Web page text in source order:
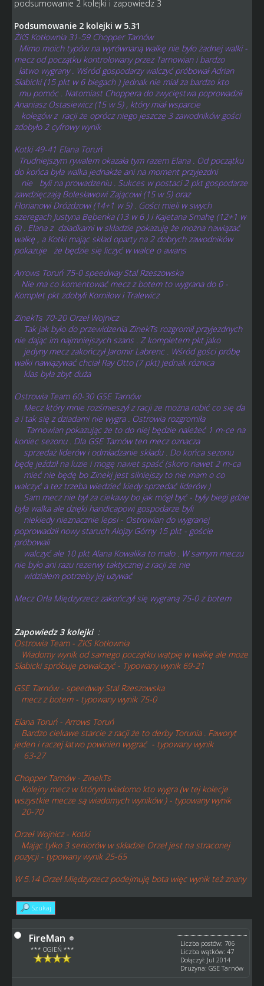
podsumowanie 2 kolejki i zapowiedz 3
Podsumowanie 2 kolejki w 5.31
ŻKS Kotłownia 31-59 Chopper Tarnów
Mimo moich typów na wyrównaną walkę nie było żadnej walki -
mecz od początku kontrolowany przez Tarnowian i bardzo
łatwo wygrany . Wśród gospodarzy walczyć próbował Adrian
Słabicki (15 pkt w 6 biegach ) jednak nie miał za bardzo kto
mu pomóc . Natomiast Choppera do zwycięstwa poprowadził
Ananiasz Ostasiewicz (15 w 5) , który miał wsparcie
kolegów z racji że oprócz niego jeszcze 3 zawodników gości
zdobyło 2 cyfrowy wynik
Kotki 49-41 Elana Toruń
Trudniejszym rywalem okazała tym razem Elana . Od początku
do końca była walka jednakże ani na moment przyjezdni
nie byli na prowadzeniu . Sukces w postaci 2 pkt gospodarze
zawdzięczają Bolesławowi Zającowi (15 w 5) oraz
Florianowi Dróżdżowi (14+1 w 5) . Gości mieli w swych
szeregach Justyna Bębenka (13 w 6 ) i Kajetana Smahę (12+1 w
6) . Elana z dziadkami w składzie pokazuję że można nawiązać
walkę , a Kotki mając skład oparty na 2 dobrych zawodników
pokazuje że będzie się liczyć w walce o awans
Arrows Toruń 75-0 speedway Stal Rzeszowska
Nie ma co komentować mecz z botem to wygrana do 0 -
Komplet pkt zdobyli Korniłow i Tralewicz
ZinekTs 70-20 Orzeł Wojnicz
Tak jak było do przewidzenia ZinekTs rozgromił przyjezdnych
nie dając im najmniejszych szans . Z kompletem pkt jako
jedyny mecz zakończył Jaromir Labrenc . Wśród gości próbę
walki nawiązywać chciał Ray Otto (7 pkt) jednak różnica
klas była zbyt duża
Ostrowia Team 60-30 GSE Tarnów
Mecz który mnie rozśmieszył z racji że można robić co się da
a i tak się z dziadami nie wygra . Ostrowia rozgromiła
Tarnowian pokazując że to do niej będzie należeć 1 m-ce na
koniec sezonu . Dla GSE Tarnów ten mecz oznacza
sprzedaż liderów i odmładzanie składu . Do końca sezonu
będę jeździł na luzie i mogę nawet spaść (skoro nawet 2 m-ca
mieć nie będę bo Zinekj jest silniejszy to nie mam o co
walczyć a tez trzeba wiedzieć kiedy sprzedać liderów )
Sam mecz nie był za ciekawy bo jak mógł być - były biegi gdzie
była walka ale dzięki handicapowi gospodarze byli
niekiedy nieznacznie lepsi - Ostrowian do wygranej
poprowadził nowy staruch Alojzy Górny 15 pkt - goście
próbowali
walczyć ale 10 pkt Alana Kowalika to mało . W samym meczu
nie było ani razu rezerwy taktycznej z racji że nie
widziałem potrzeby jej używać
Mecz Orła Międzyrzecz zakończył się wygraną 75-0 z botem
Zapowiedz 3 kolejki :
Ostrowia Team - ŻKS Kotłownia
Wiadomy wynik od samego początku wątpię w walkę ale może
Słabicki spróbuje powalczyć - Typowany wynik 69-21
GSE Tarnów - speedway Stal Rzeszowska
mecz z botem - typowany wynik 75-0
Elana Toruń - Arrows Toruń
Bardzo ciekawe starcie z racji że to derby Torunia . Faworyt
jeden i raczej łatwo powinien wygrać - typowany wynik
63-27
Chopper Tarnów - ZinekTs
Kolejny mecz w którym wiadomo kto wygra (w tej kolecje
wszystkie mecze są wiadomych wyników ) - typowany wynik
20-70
Orzeł Wojnicz - Kotki
Mając tylko 3 seniorów w składzie Orzeł jest na straconej
pozycji - typowany wynik 25-65
W 5.14 Orzeł Międzyrzecz podejmuję bota więc wynik też znany
Szukaj
FireMan
*** OGIEŃ ***
Liczba postów: 706
Liczba wątków: 47
Dołączył: Jul 2014
Drużyna: GSE Tarnów